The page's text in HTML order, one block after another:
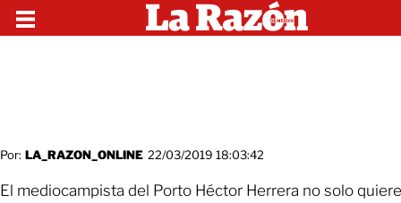
Por: LA_RAZON_ONLINE 22/03/2019 18:03:42
El mediocampista del Porto Héctor Herrera no solo